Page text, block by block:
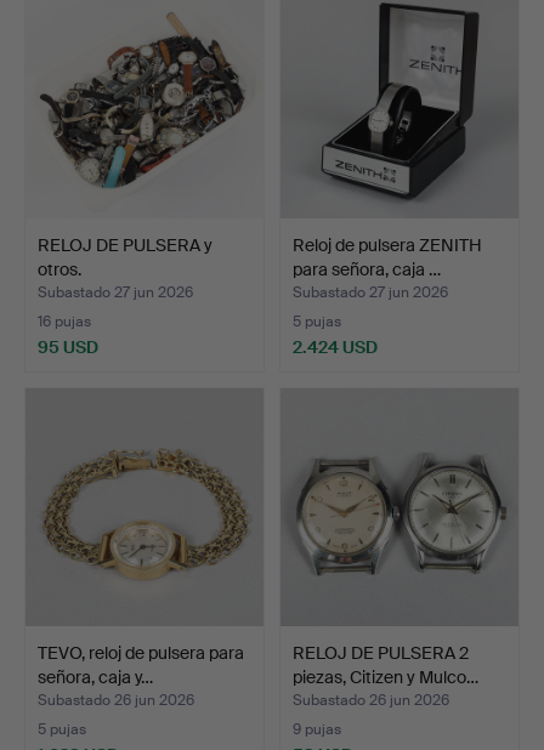
RELOJ DE PULSERA y
otros.
Subastado 27 jun 2026
16 pujas
95 USD
Reloj de pulsera ZENITH
para señora, caja …
Subastado 27 jun 2026
5 pujas
2.424 USD
TEVO, reloj de pulsera para
señora, caja y…
Subastado 26 jun 2026
5 pujas
RELOJ DE PULSERA 2
piezas, Citizen y Mulco…
Subastado 26 jun 2026
9 pujas